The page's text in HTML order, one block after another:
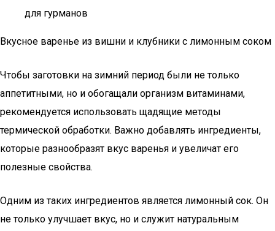
для гурманов
Вкусное варенье из вишни и клубники с лимонным соком
Чтобы заготовки на зимний период были не только
аппетитными, но и обогащали организм витаминами,
рекомендуется использовать щадящие методы
термической обработки. Важно добавлять ингредиенты,
которые разнообразят вкус варенья и увеличат его
полезные свойства.
Одним из таких ингредиентов является лимонный сок. Он
не только улучшает вкус, но и служит натуральным